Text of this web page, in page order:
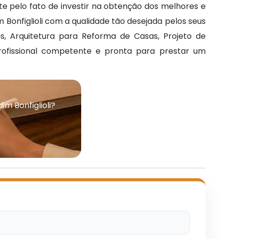
pelo fato de investir na obtenção dos melhores e
com a qualidade tão desejada pelos seus
Arquitetura para Reforma de Casas, Projeto de
competente e pronta para prestar um
Bonfiglioli?